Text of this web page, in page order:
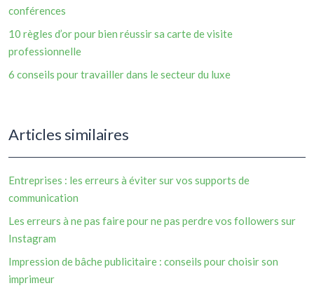
conférences
10 règles d’or pour bien réussir sa carte de visite
professionnelle
6 conseils pour travailler dans le secteur du luxe
Articles similaires
Entreprises : les erreurs à éviter sur vos supports de
communication
Les erreurs à ne pas faire pour ne pas perdre vos followers sur
Instagram
Impression de bâche publicitaire : conseils pour choisir son
imprimeur